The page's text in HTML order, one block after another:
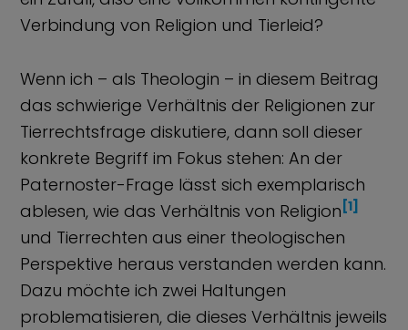
Verbindung von Religion und Tierleid?
Wenn ich – als Theologin – in diesem Beitrag
das schwierige Verhältnis der Religionen zur
Tierrechtsfrage diskutiere, dann soll dieser
konkrete Begriff im Fokus stehen: An der
Paternoster-Frage lässt sich exemplarisch
ablesen, wie das Verhältnis von Religion [1]
und Tierrechten aus einer theologischen
Perspektive heraus verstanden werden kann.
Dazu möchte ich zwei Haltungen
problematisieren, die dieses Verhältnis jeweils